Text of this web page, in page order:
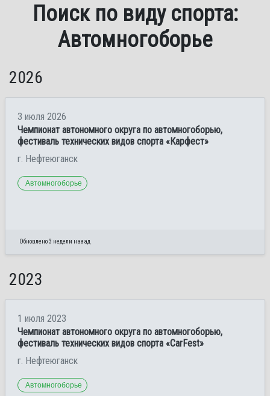
Поиск по виду спорта:
Автомногоборье
2026
3 июля 2026
Чемпионат автономного округа по автомногоборью,
фестиваль технических видов спорта «Карфест»
г. Нефтеюганск
Автомногоборье
Обновлено 3 недели назад
2023
1 июля 2023
Чемпионат автономного округа по автомногоборью,
фестиваль технических видов спорта «CarFest»
г. Нефтеюганск
Автомногоборье